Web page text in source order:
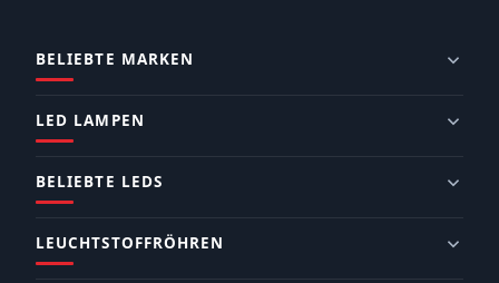
BELIEBTE MARKEN
LED LAMPEN
BELIEBTE LEDS
LEUCHTSTOFFRÖHREN